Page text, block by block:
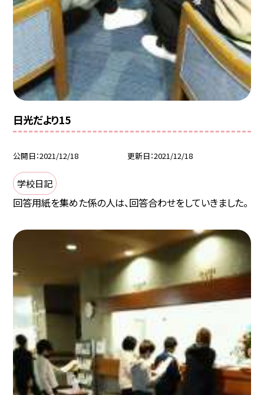
日光だより15
公開日 2021/12/18 更新日 2021/12/18
学校日記
回答用紙を集めた係の人は、回答合わせをしていきました。